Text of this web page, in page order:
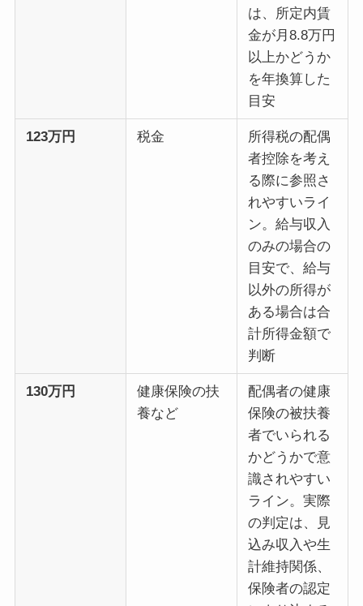
は、所定内賃
金が月8.8万円
以上かどうか
を年換算した
目安
123万円 税金
所得税の配偶
者控除を考え
る際に参照さ
れやすいライ
ン。給与収入
のみの場合の
目安で、給与
以外の所得が
ある場合は合
計所得金額で
判断
130万円
健康保険の扶
養など
配偶者の健康
保険の被扶養
者でいられる
かどうかで意
識されやすい
ライン。実際
の判定は、見
込み収入や生
計維持関係、
保険者の認定